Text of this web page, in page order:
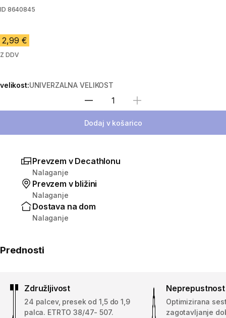
ID 8640845
2,99 €
Z DDV
velikost:UNIVERZALNA VELIKOST
Izberite količino
Dodaj v košarico
Prevzem v Decathlonu
Nalaganje
Prevzem v bližini
Nalaganje
Dostava na dom
Nalaganje
Prednosti
Združljivost
24 palcev, presek od 1,5 do 1,9
palca. ETRTO 38/47- 507.
Optimizirana
zagotavljanje